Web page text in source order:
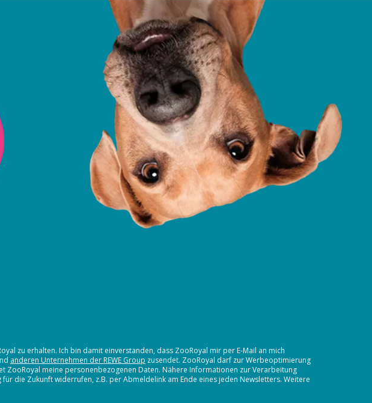
zu erhalten. Ich bin damit einverstanden, dass ZooRoyal mir per E-Mail an mich
anderen Unternehmen der REWE Group zusendet. ZooRoyal darf zur Werbeoptimierung
ZooRoyal meine personenbezogenen Daten. Nähere Informationen zur Verarbeitung
die Zukunft widerrufen, z.B. per Abmeldelink am Ende eines jeden Newsletters. Weitere